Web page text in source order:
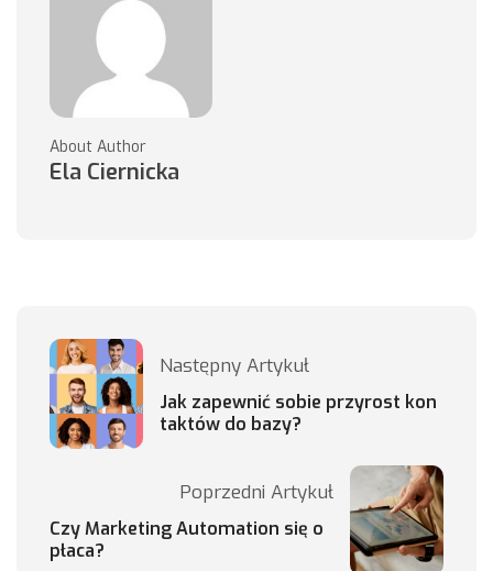
About Author
Ela Ciernicka
Następny Artykuł
Jak zapewnić sobie przyrost kon
taktów do bazy?
Poprzedni Artykuł
Czy Marketing Automation się o
płaca?